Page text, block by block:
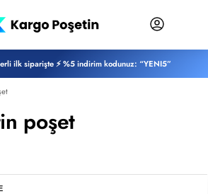
ilk siparişte ⚡ %5 indirim kodunuz: “YENI5”
poşet